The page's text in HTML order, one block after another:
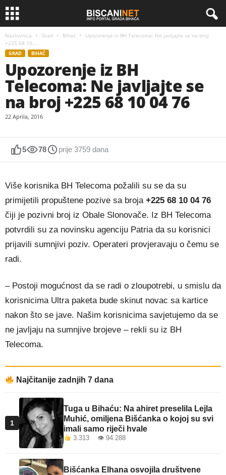
Naslovnica Grad Bihać
Upozorenje iz BH Telecoma: Ne javljajte se na broj
+225 68 10...
GRAD BIHAĆ
Upozorenje iz BH
Telecoma: Ne javljajte se
na broj +225 68 10 04 76
22 Aprila, 2016
5 78 prije 3759 dana
Više korisnika BH Telecoma požalili su se da su
primijetili propuštene pozive sa broja+225 68 10 04 76
čiji je pozivni broj iz Obale Slonovače. Iz BH Telecoma
potvrdili su za novinsku agenciju Patria da su korisnici
prijavili sumnjivi poziv. Operateri provjeravaju o čemu se
radi.
– Postoji mogućnost da se radi o zloupotrebi, u smislu da
korisnicima Ultra paketa bude skinut novac sa kartice
nakon što se jave. Našim korisnicima savjetujemo da se
ne javljaju na sumnjive brojeve – rekli su iz BH
Telecoma.
Najčitanije zadnjih 7 dana
1
Tuga u Bihaću: Na ahiret preselila Lejla
Muhić, omiljena Bišćanka o kojoj su svi
imali samo riječi hvale
3.313 👁 94.288
Bišćanka Elhana osvojila društvene